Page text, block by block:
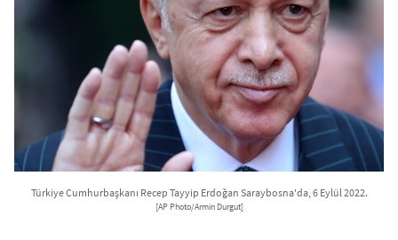
Türkiye Cumhurbaşkanı Recep Tayyip Erdoğan Saraybosna'da, 6 Eylül 2022.
[AP Photo/Armin Durgut]